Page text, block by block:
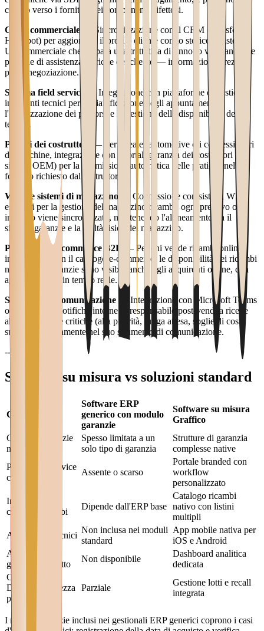
credito verso i fornitori dei componenti difettosi.
CRM commerciale — Sincronizzazione con il CRM (Salesforce,
HubSpot) per aggiornare il profilo cliente con lo storico assistenze.
Un commerciale che prepara una trattativa di rinnovo vede anche le
pratiche di assistenza storiche del cliente — informazione preziosa
per la negoziazione.
Sistema field service
— Integrazione con piattaforme di gestione
interventi tecnici per la pianificazione degli appuntamenti,
l'ottimizzazione dei percorsi e la gestione delle disponibilità dei
tecnici.
Portali dei costruttori
— Per i dealer automotive o i concessionari
di macchine, integrazione con i portali garanzia dei costruttori (es.
sistemi OEM) per la trasmissione automatica delle pratiche nel
formato richiesto dal costruttore.
WMS e sistemi di magazzino — Connessione con sistemi WMS
esistenti per la gestione del magazzino ricambi: ogni prelievo o
ingresso viene sincronizzato, mantenendo l'allineamento tra il
sistema garanzie e la realtà fisica del magazzino.
Piattaforme e-commerce B2B
— Per chi vende ricambi online,
integrazione con il catalogo e-commerce: le disponibilità dei ricambi
nel sistema garanzie sono visibili anche agli acquirenti online, con
aggiornamento in tempo reale.
Strumenti di comunicazione — Integrazione con Microsoft Teams
o Slack per le notifiche interne: il responsabile post-vendita riceve
alert su pratiche critiche (alta priorità, lunga attesa, soglie di costo
superate) direttamente nel suo strumento di comunicazione.
---
Software su misura vs soluzioni standard
Criterio
Software ERP
generico con modulo
garanzie
Software su misura
Graffico
Gestione garanzie
multi-livello
Spesso limitata a un
solo tipo di garanzia
Strutture di garanzia
complesse native
Portale self-service
concessionari
Assente o scarso
Portale branded con
workflow
personalizzato
Integrazione
catalogo ricambi
Dipende dall'ERP base
Catalogo ricambi
nativo con listini
multipli
App mobile tecnici
Non inclusa nei moduli
standard
App mobile nativa per
iOS e Android
Analisi costo
garanzia per lotto
Non disponibile
Dashboard analitica
dedicata
Conformità
Direttiva sicurezza
prodotti
Parziale
Gestione lotti e recall
integrata
I moduli garanzie inclusi nei gestionali ERP generici coprono i casi